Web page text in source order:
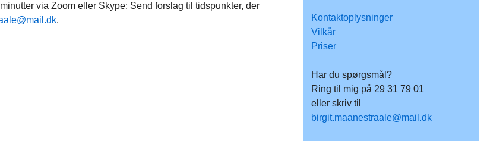
via Zoom eller Skype: Send forslag til tidspunkter, der
.
Kontaktoplysninger
Vilkår
Priser
Har du spørgsmål?
Ring til mig på 29 31 79 01
eller skriv til
birgit.maanestraale@mail.dk